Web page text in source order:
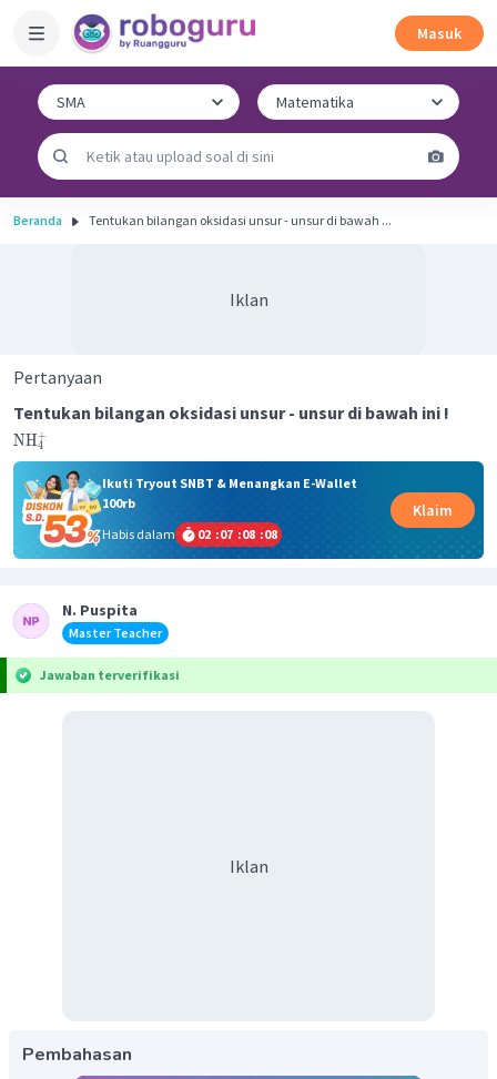
Masuk
Beranda Tentukan bilangan oksidasi unsur - unsur di bawah ...
Iklan
Pertanyaan
Tentukan bilangan oksidasi unsur - unsur di bawah ini !
NH4
+
Ikuti Tryout SNBT & Menangkan E-Wallet
100rb
Habis dalam
02 :07 :08 :08
Klaim
N. Puspita
Master Teacher
Jawaban terverifikasi
Iklan
Pembahasan